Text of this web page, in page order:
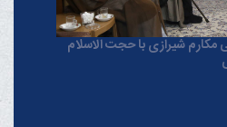
مکارم شیرازی با حجت الاسلام